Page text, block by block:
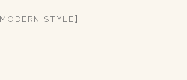
STYLE】